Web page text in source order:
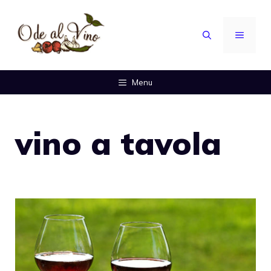
contenuto
MENU
Menu
vino a tavola